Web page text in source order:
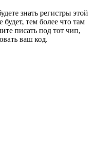
знать регистры этой
тем более что там
писать под тот чип,
ваш код.